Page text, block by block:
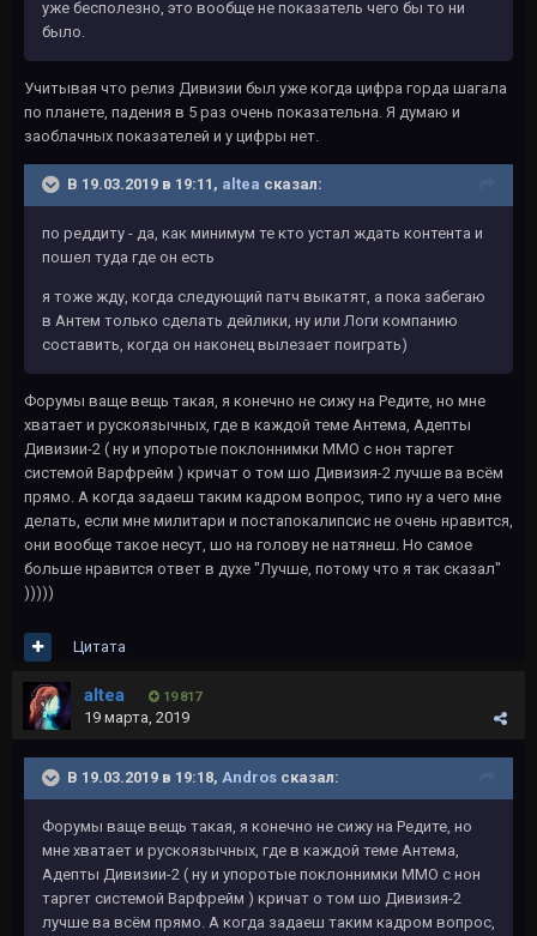
уже бесполезно, это вообще не показатель чего бы то ни
было.
Учитывая что релиз Дивизии был уже когда цифра горда шагала
по планете, падения в 5 раз очень показательна. Я думаю и
заоблачных показателей и у цифры нет.
В 19.03.2019 в 19:11, altea сказал:
по реддиту - да, как минимум те кто устал ждать контента и
пошел туда где он есть
я тоже жду, когда следующий патч выкатят, а пока забегаю
в Антем только сделать дейлики, ну или Логи компанию
составить, когда он наконец вылезает поиграть)
Форумы ваще вещь такая, я конечно не сижу на Редите, но мне
хватает и рускоязычных, где в каждой теме Антема, Адепты
Дивизии-2 ( ну и упоротые поклоннимки ММО с нон таргет
системой Варфрейм ) кричат о том шо Дивизия-2 лучше ва всём
прямо. А когда задаеш таким кадром вопрос, типо ну а чего мне
делать, если мне милитари и постапокалипсис не очень нравится,
они вообще такое несут, шо на голову не натянеш. Но самое
больше нравится ответ в духе "Лучше, потому что я так сказал"
)))))
Цитата
altea 19 817
19 марта, 2019
В 19.03.2019 в 19:18, Andros сказал:
Форумы ваще вещь такая, я конечно не сижу на Редите, но
мне хватает и рускоязычных, где в каждой теме Антема,
Адепты Дивизии-2 ( ну и упоротые поклоннимки ММО с нон
таргет системой Варфрейм ) кричат о том шо Дивизия-2
лучше ва всём прямо. А когда задаеш таким кадром вопрос,